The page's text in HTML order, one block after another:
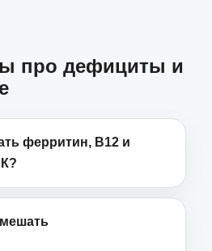
про дефициты и
ферритин, B12 и